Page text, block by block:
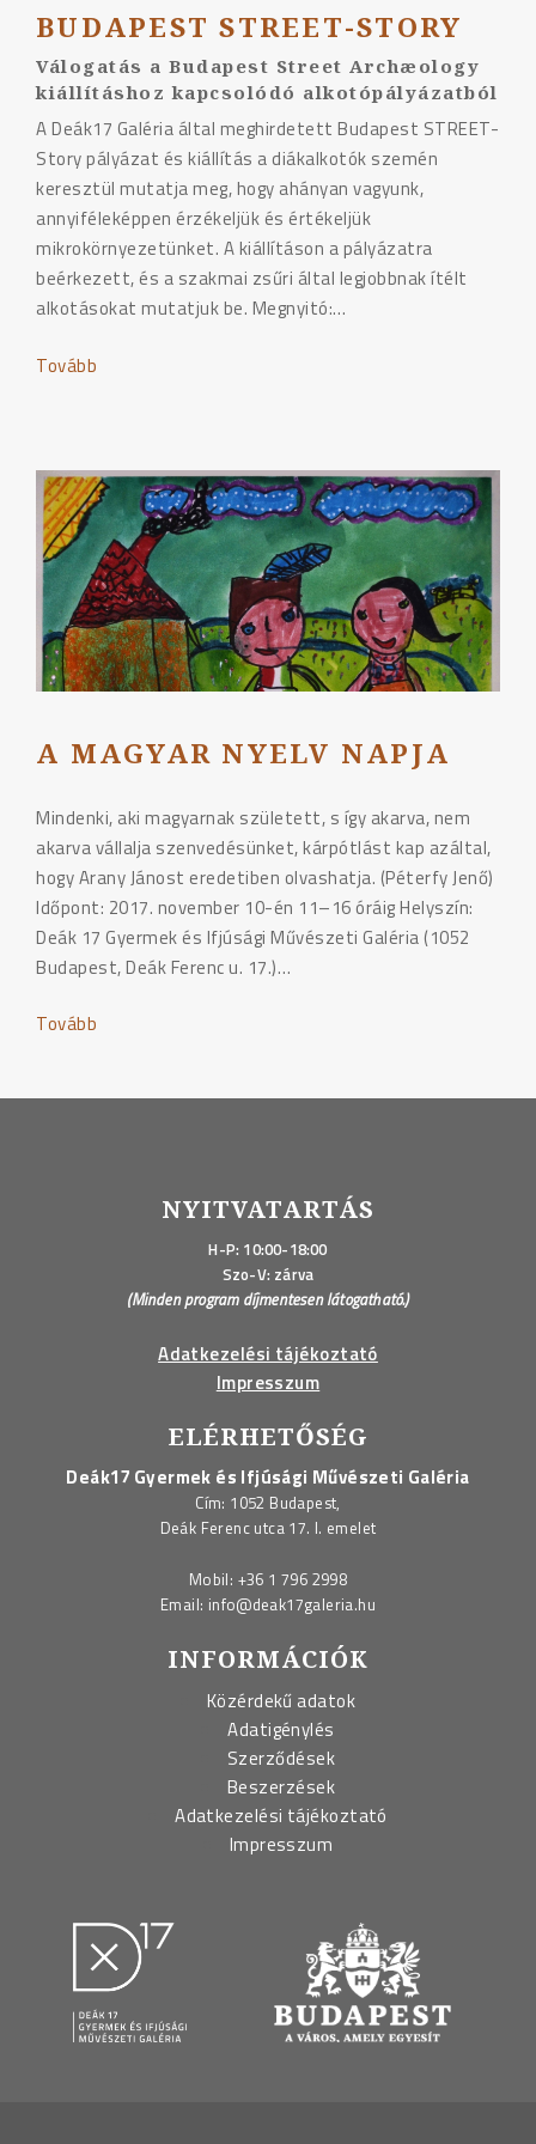
BUDAPEST STREET-STORY
Válogatás a Budapest Street Archæology
kiállításhoz kapcsolódó alkotópályázatból
A Deák17 Galéria által meghirdetett Budapest STREET-
Story pályázat és kiállítás a diákalkotók szemén
keresztül mutatja meg, hogy ahányan vagyunk,
annyiféleképpen érzékeljük és értékeljük
mikrokörnyezetünket. A kiállításon a pályázatra
beérkezett, és a szakmai zsűri által legjobbnak ítélt
alkotásokat mutatjuk be. Megnyitó:…
Tovább
A MAGYAR NYELV NAPJA
Mindenki, aki magyarnak született, s így akarva, nem
akarva vállalja szenvedésünket, kárpótlást kap azáltal,
hogy Arany Jánost eredetiben olvashatja. (Péterfy Jenő)
Időpont: 2017. november 10-én 11–16 óráig Helyszín:
Deák 17 Gyermek és Ifjúsági Művészeti Galéria (1052
Budapest, Deák Ferenc u. 17.)…
Tovább
NYITVATARTÁS
H-P: 10:00-18:00
Szo-V: zárva
(Minden program díjmentesen látogatható.)
Adatkezelési tájékoztató
Impresszum
ELÉRHETŐSÉG
Deák17 Gyermek és Ifjúsági Művészeti Galéria
Cím: 1052 Budapest,
Deák Ferenc utca 17. I. emelet
Mobil: +36 1 796 2998
Email: info@deak17galeria.hu
INFORMÁCIÓK
Közérdekű adatok
Adatigénylés
Szerződések
Beszerzések
Adatkezelési tájékoztató
Impresszum